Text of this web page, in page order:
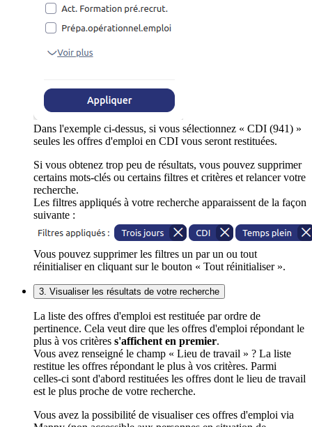
Dans l'exemple ci-dessus, si vous sélectionnez « CDI (941) »
seules les offres d'emploi en CDI vous seront restituées.
Si vous obtenez trop peu de résultats, vous pouvez supprimer
certains mots-clés ou certains filtres et critères et relancer votre
recherche.
Les filtres appliqués à votre recherche apparaissent de la façon
suivante :
Vous pouvez supprimer les filtres un par un ou tout
réinitialiser en cliquant sur le bouton « Tout réinitialiser ».
3. Visualiser les résultats de votre recherche
La liste des offres d'emploi est restituée par ordre de
pertinence. Cela veut dire que les offres d'emploi répondant le
plus à vos critères s'affichent en premier.
Vous avez renseigné le champ « Lieu de travail » ? La liste
restitue les offres répondant le plus à vos critères. Parmi
celles-ci sont d'abord restituées les offres dont le lieu de travail
est le plus proche de votre recherche.
Vous avez la possibilité de visualiser ces offres d'emploi via